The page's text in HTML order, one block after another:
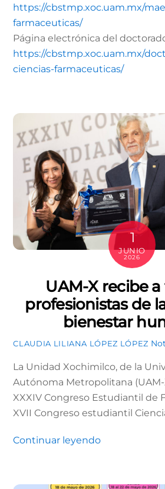
https://cbstmp.xoc.uam.mx/
farmaceuticas/
Página electrónica del
https://cbstmp.xoc.uam.mx/
ciencias-farmaceuticas/
1
JUNIO
2026
UAM-X recibe
profesionistas de
bienestar
CLAUDIA LILIANA LÓPEZ LÓPEZ
La Unidad Xochimilco, de la
Autónoma Metropolitana (UAM-
XXXIV Congreso Estudiantil de
XVII Congreso estudiantil
Continuar leyendo